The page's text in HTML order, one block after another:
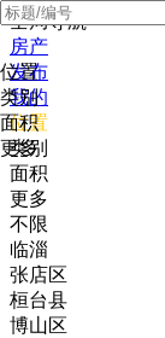
全局导航
房产
发布
我的
位置
类别
面积
更多
位置
类别
面积
更多
不限
临淄
张店区
桓台县
博山区